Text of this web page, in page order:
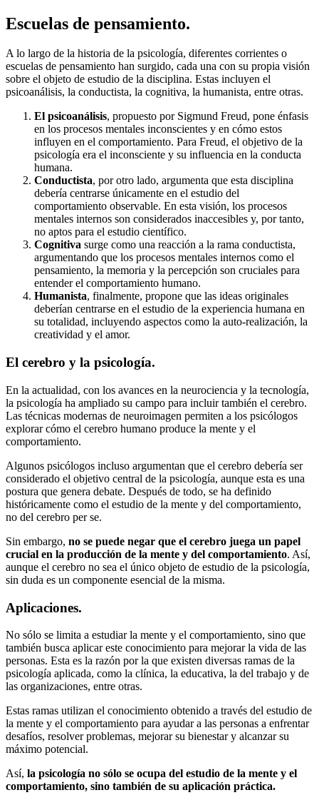
Escuelas de pensamiento.
A lo largo de la historia de la psicología, diferentes corrientes o
escuelas de pensamiento han surgido, cada una con su propia visión
sobre el objeto de estudio de la disciplina. Estas incluyen el
psicoanálisis, la conductista, la cognitiva, la humanista, entre otras.
El psicoanálisis, propuesto por Sigmund Freud, pone énfasis
en los procesos mentales inconscientes y en cómo estos
influyen en el comportamiento. Para Freud, el objetivo de la
psicología era el inconsciente y su influencia en la conducta
humana.
Conductista, por otro lado, argumenta que esta disciplina
debería centrarse únicamente en el estudio del
comportamiento observable. En esta visión, los procesos
mentales internos son considerados inaccesibles y, por tanto,
no aptos para el estudio científico.
Cognitiva surge como una reacción a la rama conductista,
argumentando que los procesos mentales internos como el
pensamiento, la memoria y la percepción son cruciales para
entender el comportamiento humano.
Humanista, finalmente, propone que las ideas originales
deberían centrarse en el estudio de la experiencia humana en
su totalidad, incluyendo aspectos como la auto-realización, la
creatividad y el amor.
El cerebro y la psicología.
En la actualidad, con los avances en la neurociencia y la tecnología,
la psicología ha ampliado su campo para incluir también el cerebro.
Las técnicas modernas de neuroimagen permiten a los psicólogos
explorar cómo el cerebro humano produce la mente y el
comportamiento.
Algunos psicólogos incluso argumentan que el cerebro debería ser
considerado el objetivo central de la psicología, aunque esta es una
postura que genera debate. Después de todo, se ha definido
históricamente como el estudio de la mente y del comportamiento,
no del cerebro per se.
Sin embargo, no se puede negar que el cerebro juega un papel
crucial en la producción de la mente y del comportamiento. Así,
aunque el cerebro no sea el único objeto de estudio de la psicología,
sin duda es un componente esencial de la misma.
Aplicaciones.
No sólo se limita a estudiar la mente y el comportamiento, sino que
también busca aplicar este conocimiento para mejorar la vida de las
personas. Esta es la razón por la que existen diversas ramas de la
psicología aplicada, como la clínica, la educativa, la del trabajo y de
las organizaciones, entre otras.
Estas ramas utilizan el conocimiento obtenido a través del estudio de
la mente y el comportamiento para ayudar a las personas a enfrentar
desafíos, resolver problemas, mejorar su bienestar y alcanzar su
máximo potencial.
Así, la psicología no sólo se ocupa del estudio de la mente y el
comportamiento, sino también de su aplicación práctica.